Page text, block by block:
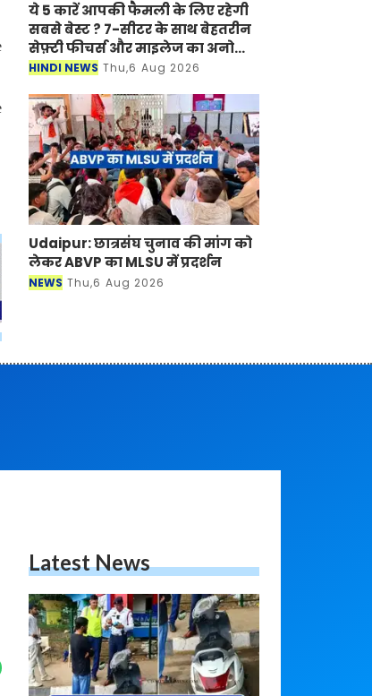
ये 5 कारें आपकी फैमली के लिए रहेगी
सबसे बेस्ट ? 7-सीटर के साथ बेहतरीन
सेफ़्टी फीचर्स और माइलेज का अनोखा
अंदाज
HINDI NEWS Thu,6 Aug 2026
Udaipur: छात्रसंघ चुनाव की मांग को
लेकर ABVP का MLSU में प्रदर्शन
NEWS Thu,6 Aug 2026
Latest News